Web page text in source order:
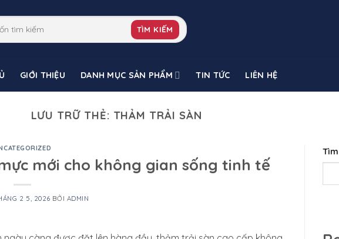
TÌM KIẾM
GIỚI THIỆU DANH MỤC SẢN PHẨM TIN TỨC LIÊN HỆ
LƯU TRỮ THẺ: THẢM TRẢI SÀN
mới cho không gian sống tinh tế
2 5, 2026 BỞI ADMIN